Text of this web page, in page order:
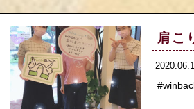
肩こ